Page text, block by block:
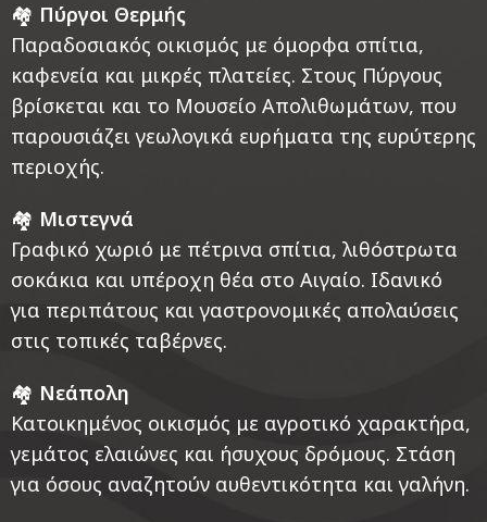
🏘️ Πύργοι Θερμής
Παραδοσιακός οικισμός με όμορφα σπίτια,
καφενεία και μικρές πλατείες. Στους Πύργους
βρίσκεται και το Μουσείο Απολιθωμάτων, που
παρουσιάζει γεωλογικά ευρήματα της ευρύτερης
περιοχής.
🏘️ Μιστεγνά
Γραφικό χωριό με πέτρινα σπίτια, λιθόστρωτα
σοκάκια και υπέροχη θέα στο Αιγαίο. Ιδανικό
για περιπάτους και γαστρονομικές απολαύσεις
στις τοπικές ταβέρνες.
🏘️ Νεάπολη
Κατοικημένος οικισμός με αγροτικό χαρακτήρα,
γεμάτος ελαιώνες και ήσυχους δρόμους. Στάση
για όσους αναζητούν αυθεντικότητα και γαλήνη.